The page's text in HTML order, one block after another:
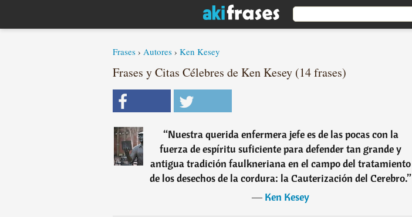
Frases › Autores › Ken Kesey
Frases y Citas Célebres de Ken Kesey (14 frases)
“Nuestra querida enfermera jefe es de las pocas con la
fuerza de espíritu suficiente para defender tan grande y
antigua tradición faulkneriana en el campo del tratamiento
de los desechos de la cordura: la Cauterización del Cerebro.”
―Ken Kesey